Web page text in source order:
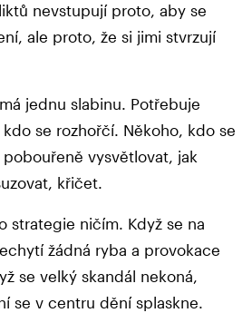
nevstupují proto, aby se
ale proto, že si jimi stvrzují
jednu slabinu. Potřebuje
se rozhořčí. Někoho, kdo se
vysvětlovat, jak
křičet.
strategie ničím. Když se na
žádná ryba a provokace
se velký skandál nekoná,
se v centru dění splaskne.